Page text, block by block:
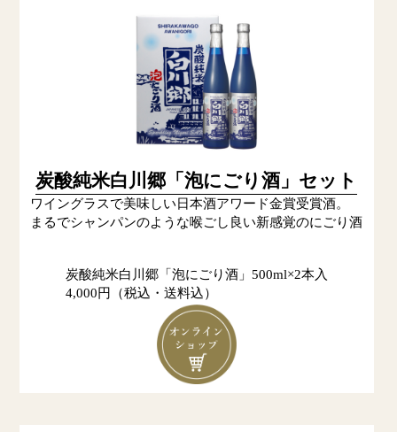
炭酸純米白川郷「泡にごり酒」セット
ワイングラスで美味しい日本酒アワード金賞受賞酒。
まるでシャンパンのような喉ごし良い新感覚のにごり酒
炭酸純米白川郷「泡にごり酒」500ml×2本入
4,000円（税込・送料込）